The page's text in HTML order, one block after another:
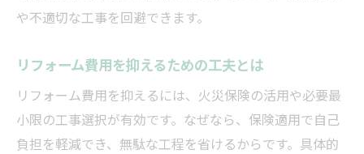
や不適切な工事を回避できます。
リフォーム費用を抑えるための工夫とは
リフォーム費用を抑えるには、火災保険の活用や必要最
小限の工事選択が有効です。なぜなら、保険適用で自己
負担を軽減でき、無駄な工程を省けるからです。具体的